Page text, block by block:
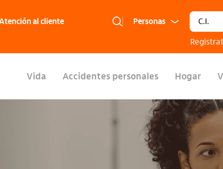
al cliente
Segmento:
Tipo de
Vida Accidentes personales Hogar